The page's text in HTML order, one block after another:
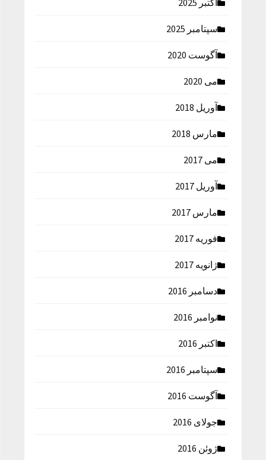
اکتبر 2025
سپتامبر 2025
آگوست 2020
می 2020
آوریل 2018
مارس 2018
می 2017
آوریل 2017
مارس 2017
فوریه 2017
ژانویه 2017
دسامبر 2016
نوامبر 2016
اکتبر 2016
سپتامبر 2016
آگوست 2016
جولای 2016
ژوئن 2016